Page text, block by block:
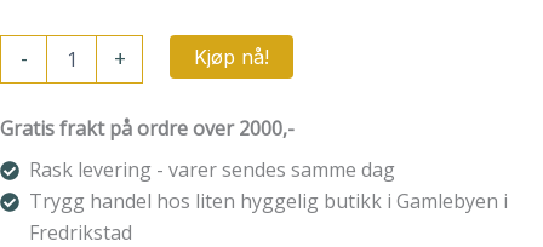
-
Turban
Red
antall
+ Kjøp nå!
Gratis frakt på ordre over 2000,-
Rask levering - varer sendes samme dag
Trygg handel hos liten hyggelig butikk i Gamlebyen i
Fredrikstad